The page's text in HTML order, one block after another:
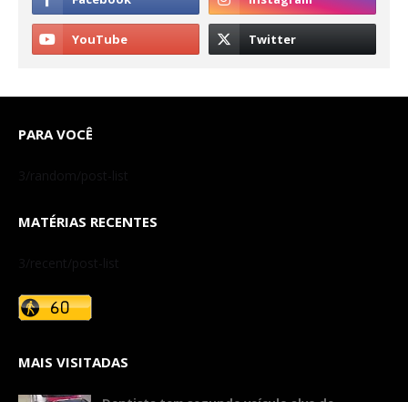
PARA VOCÊ
3/random/post-list
MATÉRIAS RECENTES
3/recent/post-list
MAIS VISITADAS